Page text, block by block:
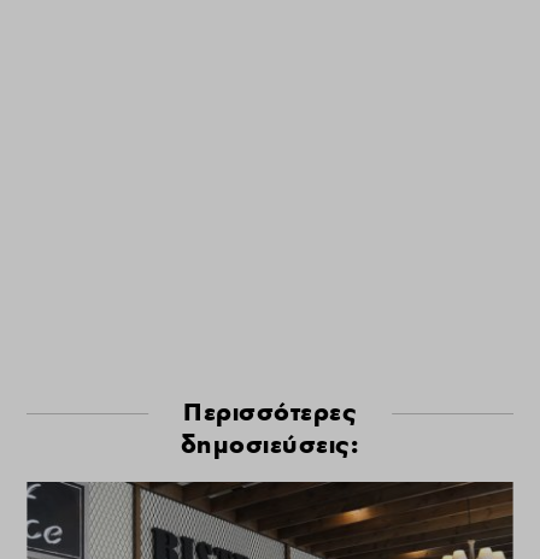
Περισσότερες
δημοσιεύσεις: